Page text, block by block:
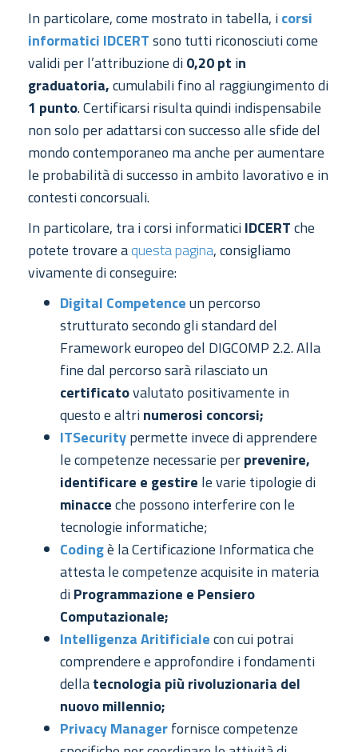
In particolare, come mostrato in tabella, icorsi
informatici IDCERTsono tutti riconosciuti come
validi per l’attribuzione di0,20 pt in
graduatoria,cumulabili fino al raggiungimento di
1 punto. Certificarsi risulta quindi indispensabile
non solo peradattarsi con successo alle sfide del
mondo contemporaneo ma anche peraumentare
le probabilità di successo in ambito lavorativo e in
contesti concorsuali.
In particolare, tra i corsi informaticiIDCERTche
potete trovare aquesta pagina, consigliamo
vivamente di conseguire:
Digital Competenceun percorso
strutturato secondo gli standard del
Framework europeo del DIGCOMP 2.2. Alla
fine dal percorso sarà rilasciato un
certificatovalutato positivamente in
questo e altrinumerosi concorsi;
ITSecuritypermette invece di apprendere
le competenze necessarie perprevenire,
identificare e gestire le varie tipologie di
minacceche possono interferire con le
tecnologie informatiche;
Codingè la Certificazione Informatica che
attesta le competenze acquisite in materia
diProgrammazione e Pensiero
Computazionale;
Intelligenza Aritificialecon cui potrai
comprendere e approfondire i fondamenti
dellatecnologia più rivoluzionaria del
nuovo millennio;
Privacy Managerfornisce competenze